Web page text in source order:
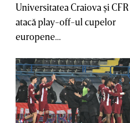
Universitatea Craiova şi
atacă play-off-ul cupelor
europene...